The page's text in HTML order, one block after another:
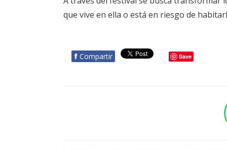
que vive en ella o está en riesgo de
f Compartir Save